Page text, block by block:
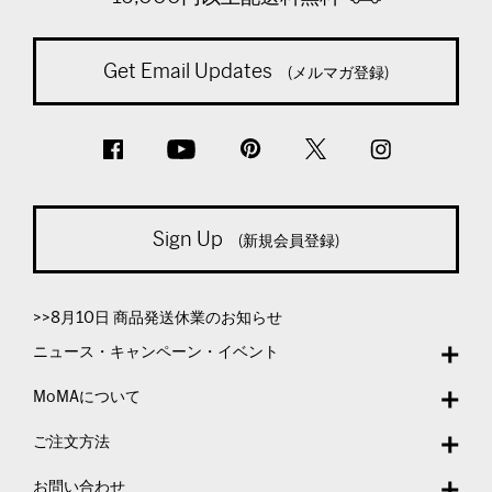
Get Email Updates (メルマガ登録)
Sign Up (新規会員登録)
>>8月10日 商品発送休業のお知らせ
ニュース・キャンペーン・イベント
MoMAについて
ご注文方法
お問い合わせ